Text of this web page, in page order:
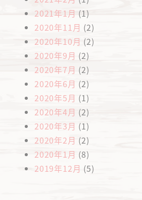
2021年1月 (1)
2020年11月 (2)
2020年10月 (2)
2020年9月 (2)
2020年7月 (2)
2020年6月 (2)
2020年5月 (1)
2020年4月 (2)
2020年3月 (1)
2020年2月 (2)
2020年1月 (8)
2019年12月 (5)